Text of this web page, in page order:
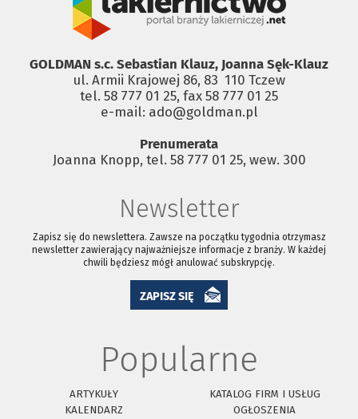
GOLDMAN s.c. Sebastian Klauz, Joanna Sęk-Klauz
ul. Armii Krajowej 86, 83 ­ 110 Tczew
tel. 58 777 01 25, fax 58 777 01 25
e-mail: ado@goldman.pl
Prenumerata
Joanna Knopp, tel. 58 777 01 25, wew. 300
Newsletter
Zapisz się do newslettera. Zawsze na początku tygodnia otrzymasz
newsletter zawierający najważniejsze informacje z branży. W każdej
chwili będziesz mógł anulować subskrypcję.
ZAPISZ SIĘ
Popularne
ARTYKUŁY
KATALOG FIRM I USŁUG
KALENDARZ
OGŁOSZENIA